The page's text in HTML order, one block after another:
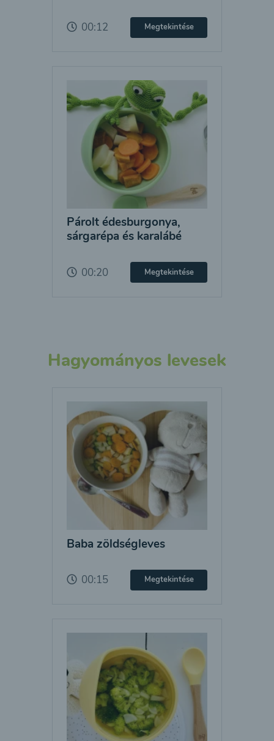
00:12 Megtekintése
Párolt édesburgonya,
sárgarépa és karalábé
00:20 Megtekintése
Hagyományos levesek
Baba zöldségleves
00:15 Megtekintése